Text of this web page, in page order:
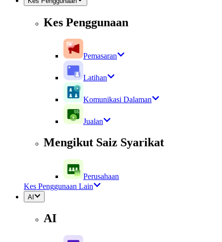
Kes Penggunaan
Pemasaran
Latihan
Komunikasi Dalaman
Jualan
Mengikut Saiz Syarikat
Perusahaan
Kes Penggunaan Lain
AI
AI